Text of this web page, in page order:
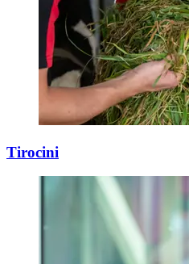
Tirocini